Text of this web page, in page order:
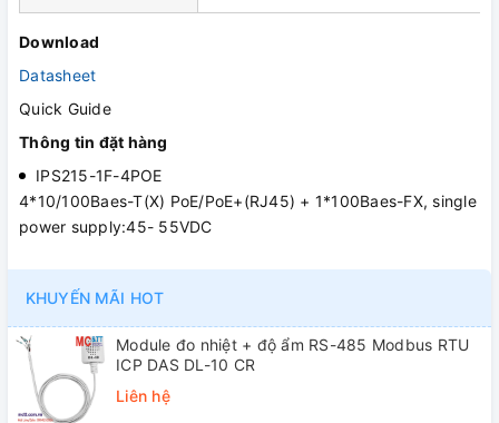
Download
Datasheet
Quick Guide
Thông tin đặt hàng
IPS215-1F-4POE
4*10/100Baes-T(X) PoE/PoE+(RJ45) + 1*100Baes-FX, single
power supply:45- 55VDC
KHUYẾN MÃI HOT
Module đo nhiệt + độ ẩm RS-485 Modbus RTU
ICP DAS DL-10 CR
Liên hệ